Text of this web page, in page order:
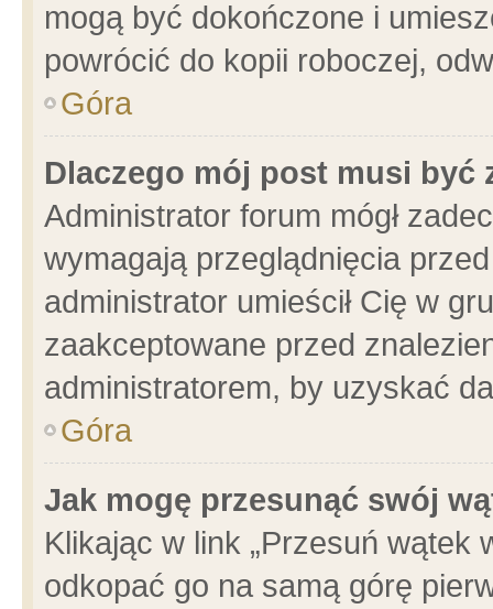
mogą być dokończone i
powrócić do kopii roboczej,
Góra
Dlaczego mój post musi być
Administrator forum mógł
wymagają przeglądnięcia
administrator umieścił Cię w
zaakceptowane przed
administratorem, by uzyskać
Góra
Jak mogę przesunąć swój
Klikając w link „Przesuń wątek
odkopać go na samą górę